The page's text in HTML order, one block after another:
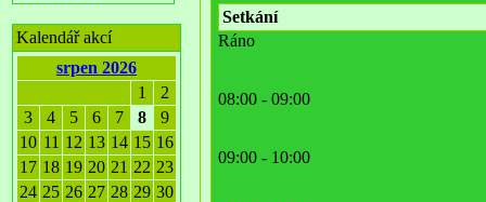
Kalendář akcí
srpen 2026
1
2
3
4 5 6 7 8
9
10 11 12 13 14 15 16
17 18 19 20 21 22 23
24 25 26 27 28 29 30
Setkání
Ráno
08:00 - 09:00
09:00 - 10:00